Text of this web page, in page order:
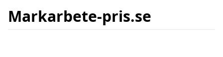
Markarbete-pris.se